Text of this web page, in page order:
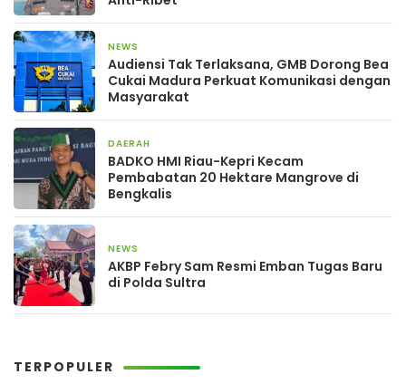
NEWS
Audiensi Tak Terlaksana, GMB Dorong Bea
Cukai Madura Perkuat Komunikasi dengan
Masyarakat
DAERAH
BADKO HMI Riau-Kepri Kecam
Pembabatan 20 Hektare Mangrove di
Bengkalis
NEWS
AKBP Febry Sam Resmi Emban Tugas Baru
di Polda Sultra
TERPOPULER